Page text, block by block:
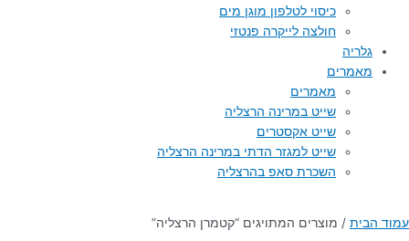
כיסוי לטלפון מוגן מים
חולצה לייקרה פנטזי
גלריה
מאמרים
מאמרים
שייט במרינה הרצליה
שייט אקסטרים
שייט למגזר הדתי במרינה הרצליה
השכרת סאפ בהרצליה
עמוד הבית / מוצרים המתויגים “קטמרן הרצליה”